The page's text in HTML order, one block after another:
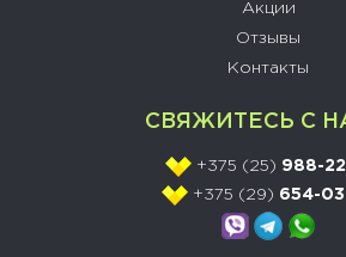
Акции
Отзывы
Контакты
СВЯЖИТЕСЬ С
+375 (25) 988-
+375 (29) 654-